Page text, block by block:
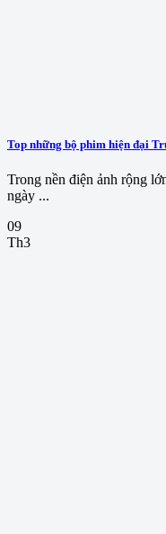
Top những bộ phim hiện đại
Trong nền điện ảnh rộng
ngày ...
09
Th3